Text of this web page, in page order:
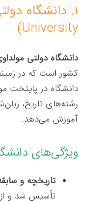
University)
دانشگاه دولتی
کشور است که در
دانشگاه در پایتخت
رشته‌های تاریخ،
آموزش می‌دهد.
ویژگی‌های
تاریخچه و
تأسیس شد و از